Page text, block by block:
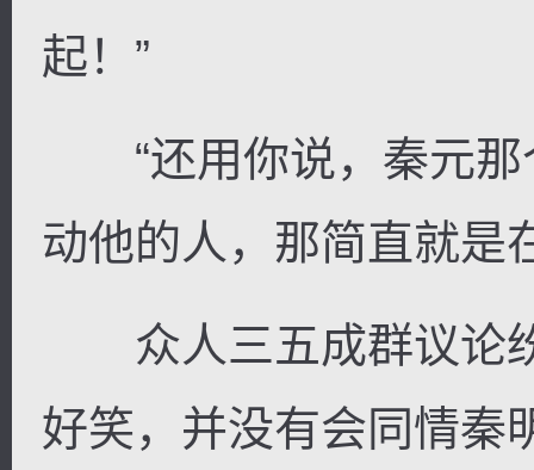
起！”
“还用你说，秦元那
动他的人，那简直就是
众人三五成群议论
好笑，并没有会同情秦